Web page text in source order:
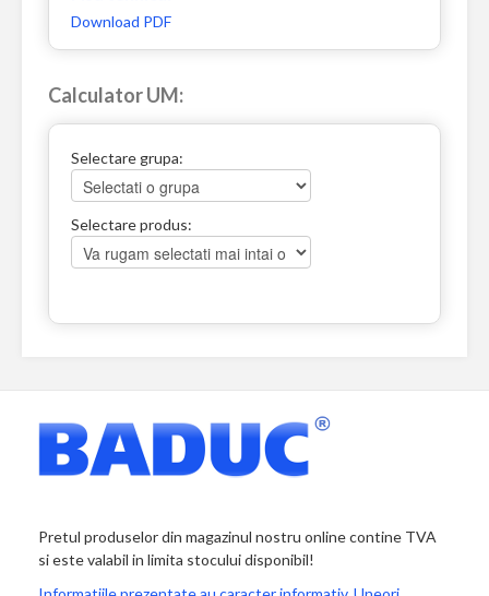
Download PDF
Calculator UM:
Selectare grupa:
Selectare produs:
Pretul produselor din magazinul nostru online contine TVA
si este valabil in limita stocului disponibil!